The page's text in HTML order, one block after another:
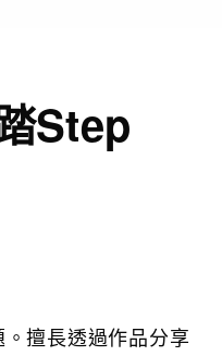
Step
擅長透過作品分享